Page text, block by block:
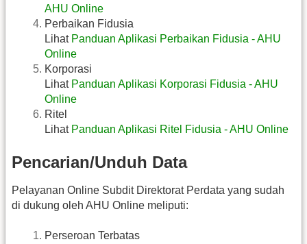
AHU Online
Perbaikan Fidusia
Lihat Panduan Aplikasi Perbaikan Fidusia - AHU
Online
Korporasi
Lihat Panduan Aplikasi Korporasi Fidusia - AHU
Online
Ritel
Lihat Panduan Aplikasi Ritel Fidusia - AHU Online
Pencarian/Unduh Data
Pelayanan Online Subdit Direktorat Perdata yang sudah
di dukung oleh AHU Online meliputi:
Perseroan Terbatas